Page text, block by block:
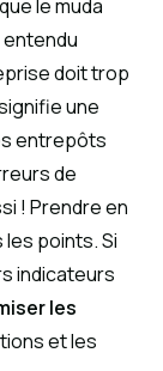
le muda
doit trop
une
entrepôts
de
! Prendre en
points. Si
indicateurs
les
et les